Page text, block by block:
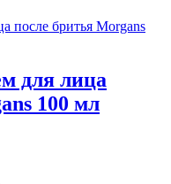
для лица
100 мл